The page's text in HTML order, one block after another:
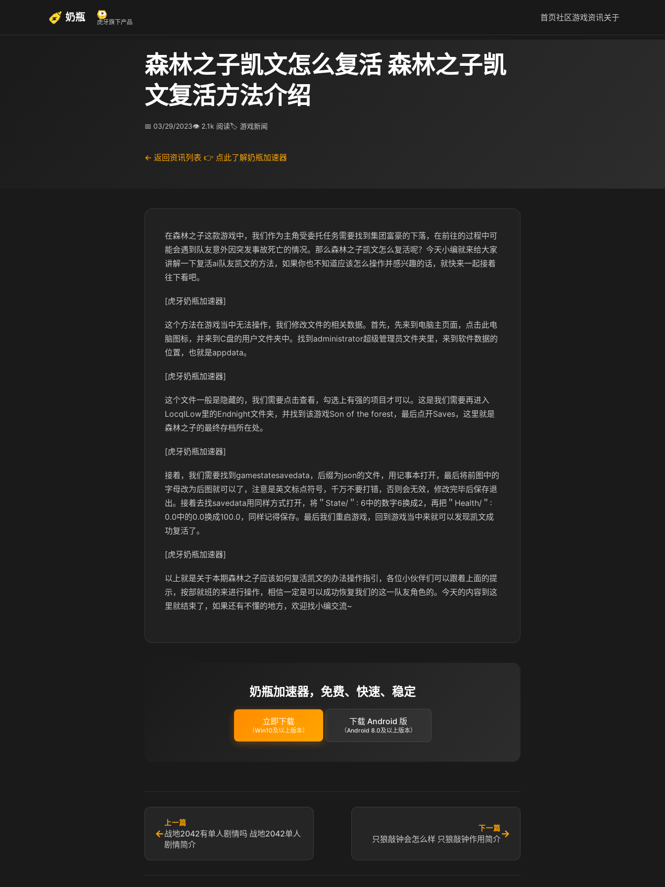
奶瓶 虎牙旗下产品 首页社区游戏资讯关于
森林之子凯文怎么复活 森林之子凯
文复活方法介绍
📅 03/29/2023👁 2.1k 阅读🏷 游戏新闻
← 返回资讯列表 👉 点此了解奶瓶加速器
在森林之子这款游戏中，我们作为主角受委托任务需要找到集团富豪的下落，在前往的过程中可
能会遇到队友意外因突发事故死亡的情况。那么森林之子凯文怎么复活呢？今天小编就来给大家
讲解一下复活ai队友凯文的方法，如果你也不知道应该怎么操作并感兴趣的话，就快来一起接着
往下看吧。
[虎牙奶瓶加速器]
这个方法在游戏当中无法操作，我们修改文件的相关数据。首先，先来到电脑主页面，点击此电
脑图标，并来到C盘的用户文件夹中。找到administrator超级管理员文件夹里，来到软件数据的
位置，也就是appdata。
[虎牙奶瓶加速器]
这个文件一般是隐藏的，我们需要点击查看，勾选上有强的项目才可以。这是我们需要再进入
LocqlLow里的Endnight文件夹，并找到该游戏Son of the forest，最后点开Saves，这里就是
森林之子的最终存档所在处。
[虎牙奶瓶加速器]
接着，我们需要找到gamestatesavedata，后缀为json的文件，用记事本打开，最后将前图中的
字母改为后图就可以了，注意是英文标点符号，千万不要打错，否则会无效，修改完毕后保存退
出。接着去找savedata用同样方式打开，将＂State/＂: 6中的数字6换成2，再把＂Health/＂:
0.0中的0.0换成100.0，同样记得保存。最后我们重启游戏，回到游戏当中来就可以发现凯文成
功复活了。
[虎牙奶瓶加速器]
以上就是关于本期森林之子应该如何复活凯文的办法操作指引，各位小伙伴们可以跟着上面的提
示，按部就班的来进行操作，相信一定是可以成功恢复我们的这一队友角色的。今天的内容到这
里就结束了，如果还有不懂的地方，欢迎找小编交流~
奶瓶加速器，免费、快速、稳定
立即下载
（Win10及以上版本）
下载 Android 版
（Android 8.0及以上版本）
←
上一篇
战地2042有单人剧情吗 战地2042单人
剧情简介
下一篇
只狼敲钟会怎么样 只狼敲钟作用简介→